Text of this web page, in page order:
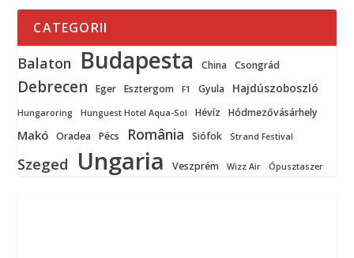
CATEGORII
Balaton Budapesta China Csongrád
Debrecen Eger Esztergom F1 Gyula Hajdúszoboszló
Hungaroring Hunguest Hotel Aqua-Sol Hévíz Hódmezővásárhely
Makó Oradea Pécs România Siófok Strand Festival
Szeged Ungaria Veszprém Wizz Air Ópusztaszer